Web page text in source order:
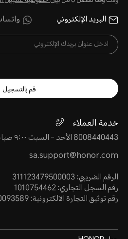
البريد الإلكتروني
قم بالتسجيل
خدمة العملاء
8008440443 الأحد - السبت ٩:٠٠ صباحا - ٩:٠٠ مساءً
sa.support@honor.com
الرقم الضريبي: 311123479500003
رقم السجل التجاري: 1010754462
رقم توثيق التجارة الالكترونية: 0000093589